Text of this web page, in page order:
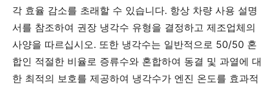
각 효율 감소를 초래할 수 있습니다. 항상 차량 사용 설명
서를 참조하여 권장 냉각수 유형을 결정하고 제조업체의
사양을 따르십시오. 또한 냉각수는 일반적으로 50/50 혼
합인 적절한 비율로 증류수와 혼합하여 동결 및 과열에 대
한 최적의 보호를 제공하여 냉각수가 엔진 온도를 효과적